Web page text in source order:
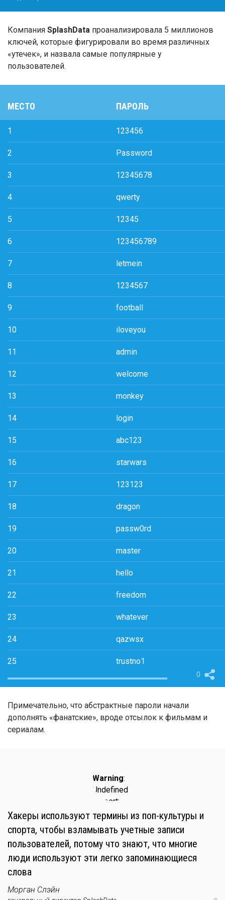
Компания SplashData проанализировала 5 миллионов
ключей, которые фигурировали во время различных
«утечек», и назвала самые популярные у
пользователей.
МЕСТО ПАРОЛЬ
1 123456
2 Password
3 12345678
4 qwerty
5 12345
6 123456789
7 letmein
8 1234567
9 football
10 iloveyou
11 admin
12 welcome
13 monkey
14 login
15 abc123
16 starwars
17 123123
18 dragon
19 passw0rd
20 master
21 hello
22 freedom
23 whatever
24 qazwsx
25 trustno1
0
Примечательно, что абстрактные пароли начали
дополнять «фанатские», вроде отсылок к фильмам и
сериалам.
Warning:
Undefined
property:
stdClass::$author_photo
/var/www/www/data/www/
content/plugins/droider-
widgets/widget-
Хакеры используют термины из поп-культуры и
спорта, чтобы взламывать учетные записи
пользователей, потому что знают, что многие
люди используют эти легко запоминающиеся
слова
Морган Слэйн